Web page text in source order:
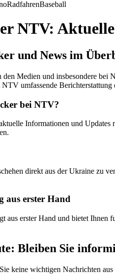
RadfahrenBaseball
NTV:
und News im
Medien und insbesondere
umfassende Berichterstattung
bei NTV?
Informationen und Updates
direkt aus der Ukraine zu
erster Hand
erster Hand und bietet Ihnen
Bleiben Sie
keine wichtigen Nachrichten